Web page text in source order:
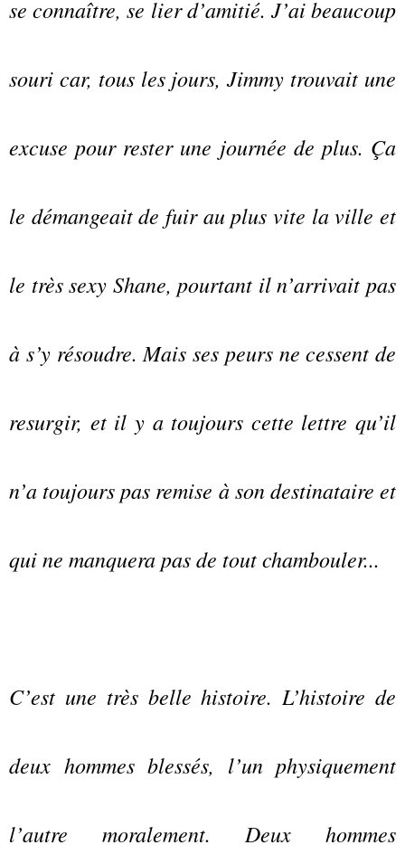
se connaître, se lier d’amitié. J’ai beaucoup
souri car, tous les jours, Jimmy trouvait une
excuse pour rester une journée de plus. Ça
le démangeait de fuir au plus vite la ville et
le très sexy Shane, pourtant il n’arrivait pas
à s’y résoudre. Mais ses peurs ne cessent de
resurgir, et il y a toujours cette lettre qu’il
n’a toujours pas remise à son destinataire et
qui ne manquera pas de tout chambouler...
C’est une très belle histoire. L’histoire de
deux hommes blessés, l’un physiquement
l’autre moralement. Deux hommes